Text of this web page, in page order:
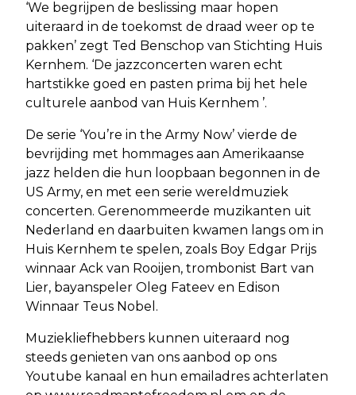
‘We begrijpen de beslissing maar hopen
uiteraard in de toekomst de draad weer op te
pakken’ zegt Ted Benschop van Stichting Huis
Kernhem. ‘De jazzconcerten waren echt
hartstikke goed en pasten prima bij het hele
culturele aanbod van Huis Kernhem ’.
De serie ‘You’re in the Army Now’ vierde de
bevrijding met hommages aan Amerikaanse
jazz helden die hun loopbaan begonnen in de
US Army, en met een serie wereldmuziek
concerten. Gerenommeerde muzikanten uit
Nederland en daarbuiten kwamen langs om in
Huis Kernhem te spelen, zoals Boy Edgar Prijs
winnaar Ack van Rooijen, trombonist Bart van
Lier, bayanspeler Oleg Fateev en Edison
Winnaar Teus Nobel.
Muziekliefhebbers kunnen uiteraard nog
steeds genieten van ons aanbod op ons
Youtube kanaal en hun emailadres achterlaten